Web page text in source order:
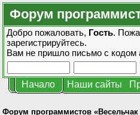
Форум
Добро пожаловать, Гость.
зарегистрируйтесь.
Вам не пришло письмо с кодом
Начало Наши сайты
Форум программистов «Весельчак